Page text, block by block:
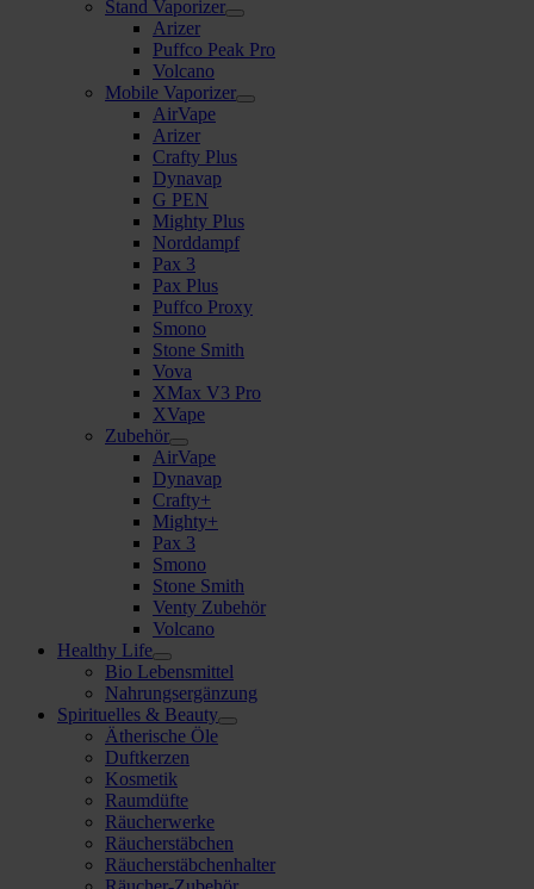
Stand Vaporizer
Arizer
Puffco Peak Pro
Volcano
Mobile Vaporizer
AirVape
Arizer
Crafty Plus
Dynavap
G PEN
Mighty Plus
Norddampf
Pax 3
Pax Plus
Puffco Proxy
Smono
Stone Smith
Vova
XMax V3 Pro
XVape
Zubehör
AirVape
Dynavap
Crafty+
Mighty+
Pax 3
Smono
Stone Smith
Venty Zubehör
Volcano
Healthy Life
Bio Lebensmittel
Nahrungsergänzung
Spirituelles & Beauty
Ätherische Öle
Duftkerzen
Kosmetik
Raumdüfte
Räucherwerke
Räucherstäbchen
Räucherstäbchenhalter